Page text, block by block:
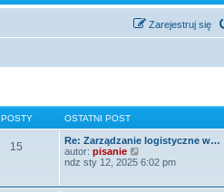
Zarejestruj się
POSTY OSTATNI POST
15
Re: Zarządzanie logistyczne w…
autor: pisanie
y
ndz sty 12, 2025 6:02 pm